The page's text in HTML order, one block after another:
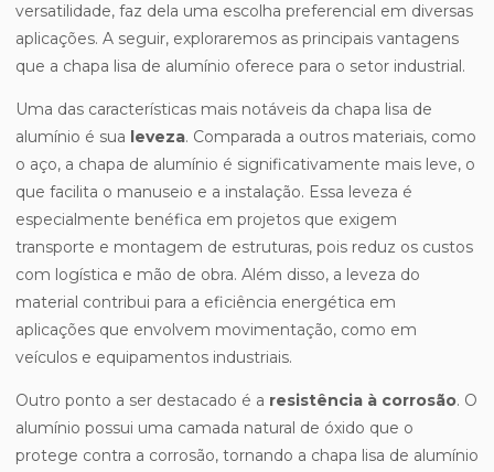
versatilidade, faz dela uma escolha preferencial em diversas
aplicações. A seguir, exploraremos as principais vantagens
que a chapa lisa de alumínio oferece para o setor industrial.
Uma das características mais notáveis da chapa lisa de
alumínio é sua leveza. Comparada a outros materiais, como
o aço, a chapa de alumínio é significativamente mais leve, o
que facilita o manuseio e a instalação. Essa leveza é
especialmente benéfica em projetos que exigem
transporte e montagem de estruturas, pois reduz os custos
com logística e mão de obra. Além disso, a leveza do
material contribui para a eficiência energética em
aplicações que envolvem movimentação, como em
veículos e equipamentos industriais.
Outro ponto a ser destacado é a resistência à corrosão. O
alumínio possui uma camada natural de óxido que o
protege contra a corrosão, tornando a chapa lisa de alumínio